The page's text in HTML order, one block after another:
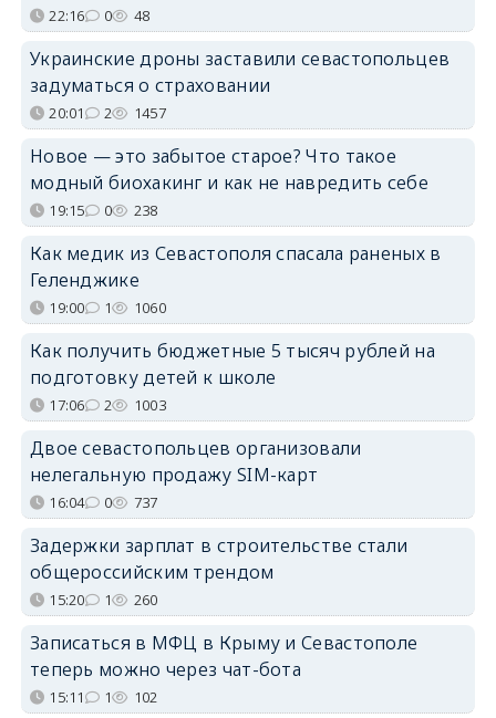
22:16 0 48
Украинские дроны заставили севастопольцев
задуматься о страховании
20:01 2 1457
Новое — это забытое старое? Что такое
модный биохакинг и как не навредить себе
19:15 0 238
Как медик из Севастополя спасала раненых в
Геленджике
19:00 1 1060
Как получить бюджетные 5 тысяч рублей на
подготовку детей к школе
17:06 2 1003
Двое севастопольцев организовали
нелегальную продажу SIM-карт
16:04 0 737
Задержки зарплат в строительстве стали
общероссийским трендом
15:20 1 260
Записаться в МФЦ в Крыму и Севастополе
теперь можно через чат-бота
15:11 1 102